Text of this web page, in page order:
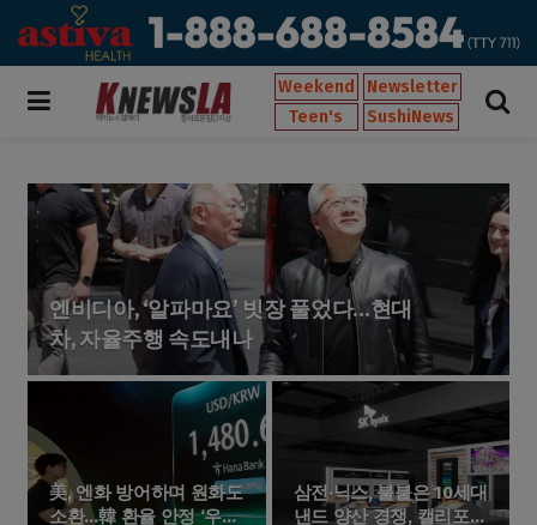
Weekend
Newsletter
Teen's
SushiNews
엔비디아, ‘알파마요’ 빗장 풀었다…현대
차, 자율주행 속도내나
美, 엔화 방어하며 원화도
소환…韓 환율 안정 ‘우군’
삼전·닉스, 불붙은 10세대
낸드 양산 경쟁, 캘리포니